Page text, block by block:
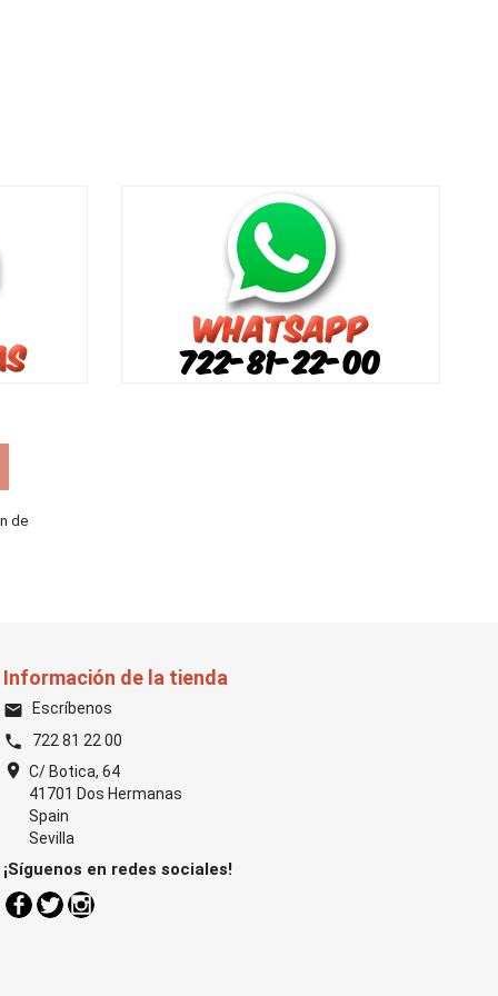
de
Información de la tienda
email Escríbenos
phone 722 81 22 00
location_on C/ Botica, 64
41701 Dos Hermanas
Spain
Sevilla
¡Síguenos en redes sociales!
Facebook
TwitterInstagram